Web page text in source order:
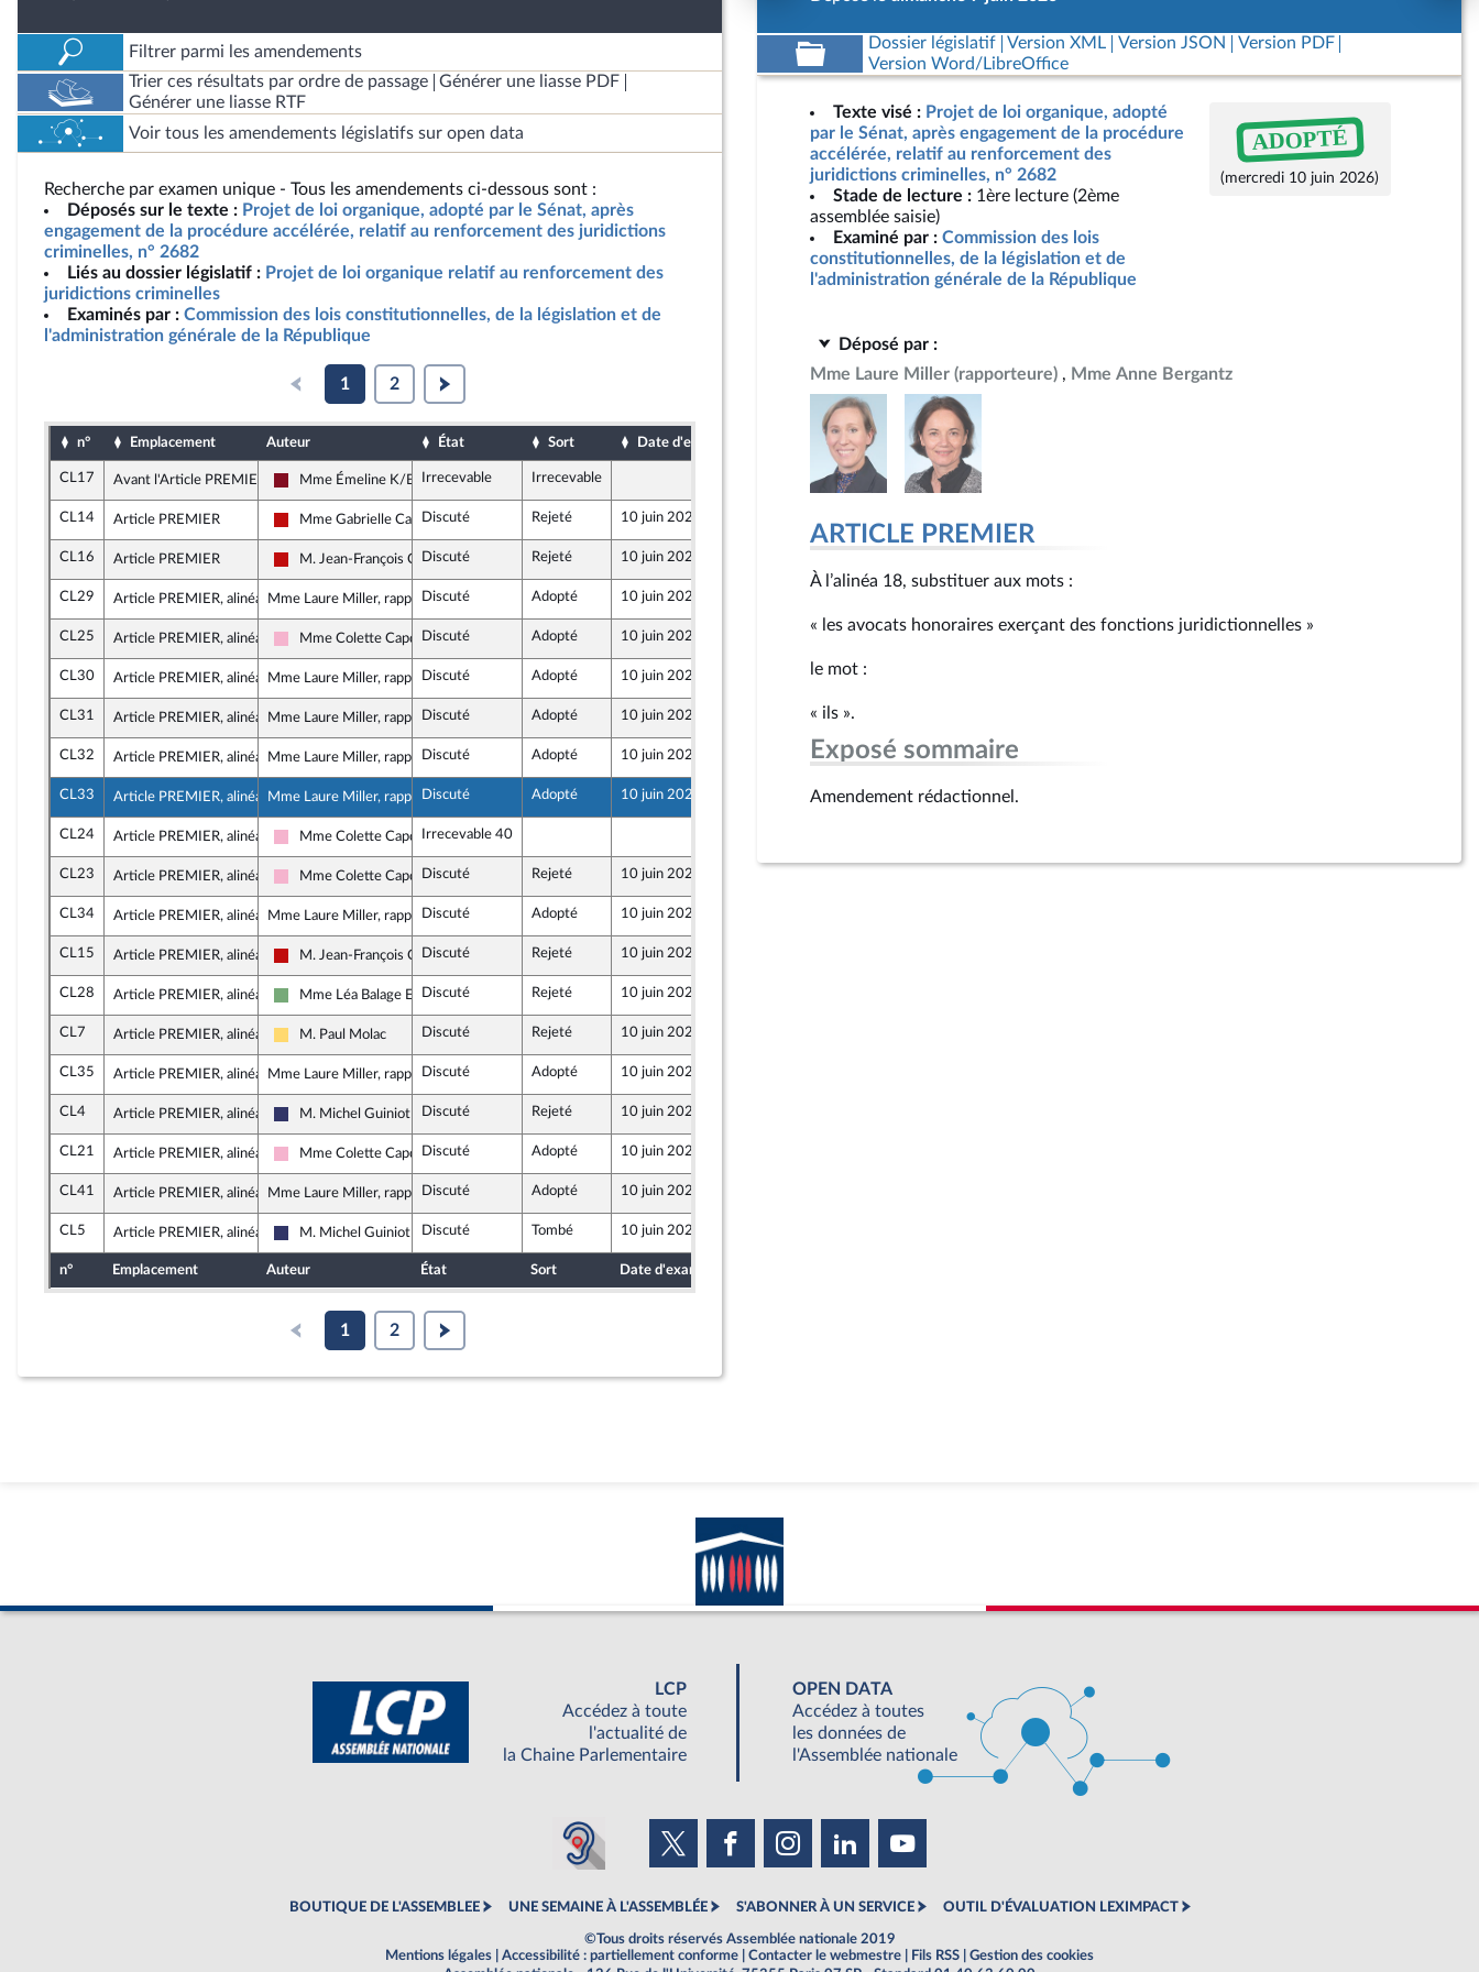
Filtrer parmi les amendements
Trier ces résultats par ordre de passage
Générer une liasse PDF
Générer une liasse RTF
Voir tous les amendements législatifs sur open data
Recherche par examen unique - Tous les amendements ci-dessous sont :
Déposés sur le texte : Projet de loi organique, adopté par le Sénat, après
engagement de la procédure accélérée, relatif au renforcement des juridictions
criminelles, n° 2682
Liés au dossier législatif : Projet de loi organique relatif au renforcement des
juridictions criminelles
Examinés par : Commission des lois constitutionnelles, de la législation et de
l'administration générale de la République
1 2
n° Emplacement Auteur État Sort Date d'examen Date de dépôt
CL17 Avant l'Article PREMIER
Gauche Démocrate et Républicaine
Mme Émeline K/BidiIrrecevable Irrecevable 4 juin 2026
CL14 Article PREMIER
La France insoumise - Nouveau Front Populaire
Mme Gabrielle CathalaDiscuté Rejeté 10 juin 2026
CL16 Article PREMIER
La France insoumise - Nouveau Front Populaire
M. Jean-François Coulomme
Discuté Rejeté 10 juin 2026
CL29 Article PREMIER, alinéa 7Mme Laure Miller, rapporteure
Discuté Adopté 10 juin 2026
CL25 Article PREMIER, alinéa 7
Socialistes et apparentés
Mme Colette Capdevielle
Discuté Adopté 10 juin 2026
CL30 Article PREMIER, alinéa 9Mme Laure Miller, rapporteure
Discuté Adopté 10 juin 2026 7 juin 2026
CL31 Article PREMIER, alinéa 12Mme Laure Miller, rapporteure
Discuté Adopté 10 juin 2026 7 juin 2026
CL32 Article PREMIER, alinéa 14Mme Laure Miller, rapporteure
Discuté Adopté 10 juin 2026 7 juin 2026
CL33 Article PREMIER, alinéa 18Mme Laure Miller, rapporteure
Discuté Adopté 10 juin 2026 7 juin 2026
CL24 Article PREMIER, alinéa 20
Socialistes et apparentés
Mme Colette CapdevielleIrrecevable 40
CL23 Article PREMIER, alinéa 24
Socialistes et apparentés
Mme Colette Capdevielle
Discuté Rejeté 10 juin 2026
CL34 Article PREMIER, alinéa 24Mme Laure Miller, rapporteure
Discuté Adopté 10 juin 2026
CL15 Article PREMIER, alinéa 29
La France insoumise - Nouveau Front Populaire
M. Jean-François Coulomme
Discuté Rejeté 10 juin 2026
CL28 Article PREMIER, alinéa 31
Écologiste et Social
Mme Léa Balage El Mariky
Discuté Rejeté 10 juin 2026
CL7 Article PREMIER, alinéa 32
Libertés, Indépendants, Outre-mer et Territoires
M. Paul Molac Discuté Rejeté 10 juin 2026
CL35 Article PREMIER, alinéa 32Mme Laure Miller, rapporteure
Discuté Adopté 10 juin 2026
CL4 Article PREMIER, alinéa 32
Rassemblement National
M. Michel Guiniot Discuté Rejeté 10 juin 2026
CL21 Article PREMIER, alinéa 34
Socialistes et apparentés
Mme Colette Capdevielle
Discuté Adopté 10 juin 2026
CL41 Article PREMIER, alinéa 36Mme Laure Miller, rapporteure
Discuté Adopté 10 juin 2026
CL5 Article PREMIER, alinéa 36
Rassemblement National
M. Michel Guiniot Discuté Tombé 10 juin 2026
n° Emplacement Auteur État Sort Date d'examen
1 2
Dossier législatif Version XML Version JSON
Version PDF
Version Word/LibreOffice
Texte visé : Projet de loi organique, adopté
par le Sénat, après engagement de la procédure
accélérée, relatif au renforcement des
juridictions criminelles, n° 2682
Stade de lecture : 1ère lecture (2ème
assemblée saisie)
Examiné par : Commission des lois
constitutionnelles, de la législation et de
l'administration générale de la République
ADOPTÉ
(mercredi 10 juin 2026)
Déposé par :
Mme Laure Miller (rapporteure) Mme Anne Bergantz
ARTICLE PREMIER
À l’alinéa 18, substituer aux mots :
« les avocats honoraires exerçant des fonctions juridictionnelles »
le mot :
« ils ».
Exposé sommaire
Amendement rédactionnel.
LCP
Accédez à toute
l'actualité de
la Chaine Parlementaire
OPEN DATA
Accédez à toutes
les données de
l'Assemblée nationale
BOUTIQUE DE L'ASSEMBLEE UNE SEMAINE À L'ASSEMBLÉE S'ABONNER À UN SERVICE OUTIL D'ÉVALUATION LEXIMPACT
©Tous droits réservés Assemblée nationale 2019
Mentions légales
Accessibilité : partiellement conforme Contacter le webmestre Fils RSS
Gestion des cookies